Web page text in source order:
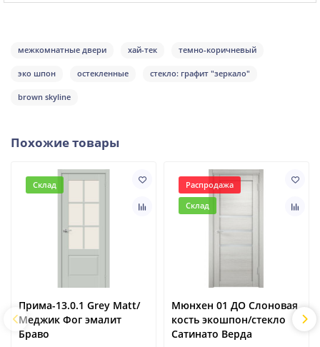
межкомнатные двери хай-тек темно-коричневый
эко шпон остекленные стекло: графит "зеркало"
brown skyline
Похожие товары
Склад
Прима-13.0.1 Grey Matt/
Меджик Фог эмалит
Браво
Распродажа
Склад
Мюнхен 01 ДО Слоновая
кость экошпон/стекло
Сатинато Верда